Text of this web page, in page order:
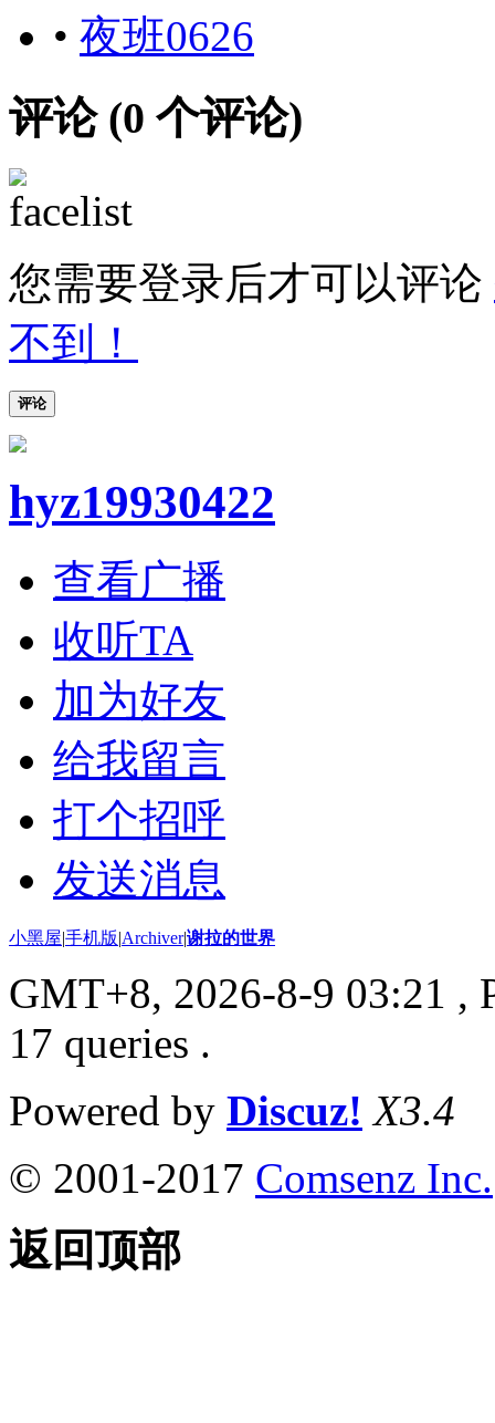
• 夜班0626
评论 (0 个评论)
您需要登录后才可以评论
不到！
评论
hyz19930422
查看广播
收听TA
加为好友
给我留言
打个招呼
发送消息
小黑屋|手机版|Archiver|谢拉的世界
GMT+8, 2026-8-9 03:21 ,
17 queries .
Powered by Discuz! X3.4
© 2001-2017 Comsenz Inc.
返回顶部